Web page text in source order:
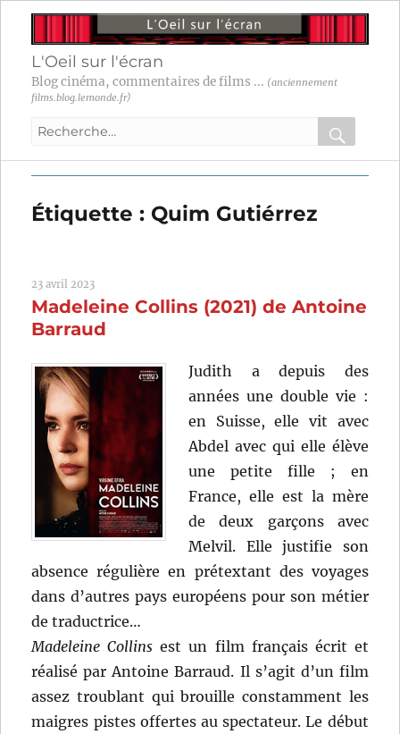
L'Oeil sur l'écran
Blog cinéma, commentaires de films ... (anciennement
films.blog.lemonde.fr)
Recherche
:
OK
Étiquette : Quim Gutiérrez
23 avril 2023
Madeleine Collins (2021) de Antoine
Barraud
Judith a depuis des
années une double vie :
en Suisse, elle vit avec
Abdel avec qui elle élève
une petite fille ; en
France, elle est la mère
de deux garçons avec
Melvil. Elle justifie son
absence régulière en prétextant des voyages
dans d’autres pays européens pour son métier
de traductrice…
Madeleine Collins est un film français écrit et
réalisé par Antoine Barraud. Il s’agit d’un film
assez troublant qui brouille constamment les
maigres pistes offertes au spectateur. Le début